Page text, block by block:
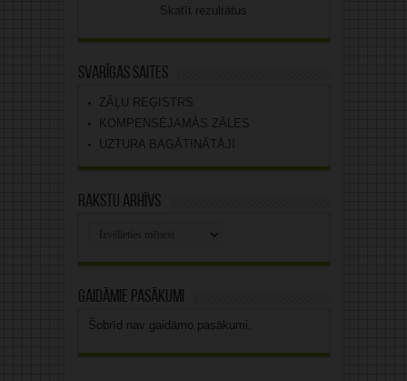
Skatīt rezultātus
Svarīgas saites
ZĀĻU REĢISTRS
KOMPENSĒJAMĀS ZĀLES
UZTURA BAGĀTINĀTĀJI
Rakstu arhīvs
Gaidāmie pasākumi
Šobrīd nav gaidāmo pasākumi.